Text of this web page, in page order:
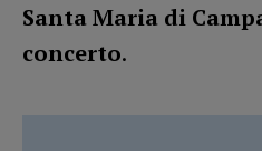
Santa Maria di
concerto.